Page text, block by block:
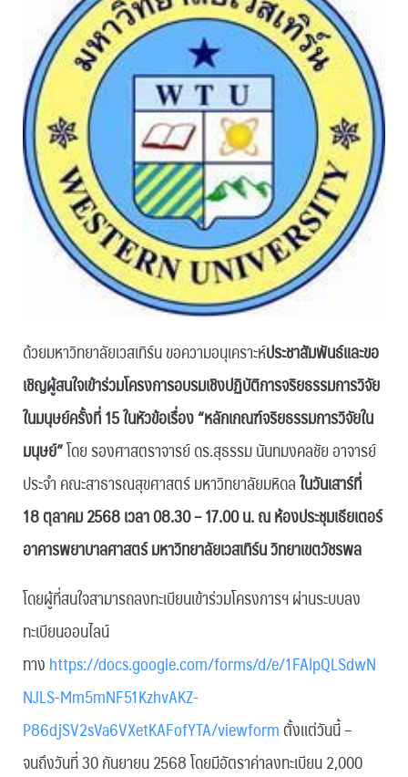
ด้วยมหาวิทยาลัยเวสเทิร์น ขอความอนุเคราะห์ประชาสัมพันธ์และขอ
เชิญผู้สนใจเข้าร่วมโครงการอบรมเชิงปฏิบัติการจริยธรรมการวิจัย
ในมนุษย์ครั้งที่ 15 ในหัวข้อเรื่อง “หลักเกณฑ์จริยธรรมการวิจัยใน
มนุษย์”โดย รองศาสตราจารย์ ดร.สุธรรม นันทมงคลชัย อาจารย์
ประจำ คณะสาธารณสุขศาสตร์ มหาวิทยาลัยมหิดลในวันเสาร์ที่
18 ตุลาคม 2568 เวลา 08.30 – 17.00 น. ณ ห้องประชุมเธียเตอร์
อาคารพยาบาลศาสตร์ มหาวิทยาลัยเวสเทิร์น วิทยาเขตวัชรพล
โดยผู้ที่สนใจสามารถลงทะเบียนเข้าร่วมโครงการฯ ผ่านระบบลง
ทะเบียนออนไลน์
ทางhttps://docs.google.com/forms/d/e/1FAIpQLSdwN
NJLS-Mm5mNF51KzhvAKZ-
P86djSV2sVa6VXetKAFofYTA/viewformตั้งแต่วันนี้ –
จนถึงวันที่ 30 กันยายน 2568 โดยมีอัตราค่าลงทะเบียน 2,000